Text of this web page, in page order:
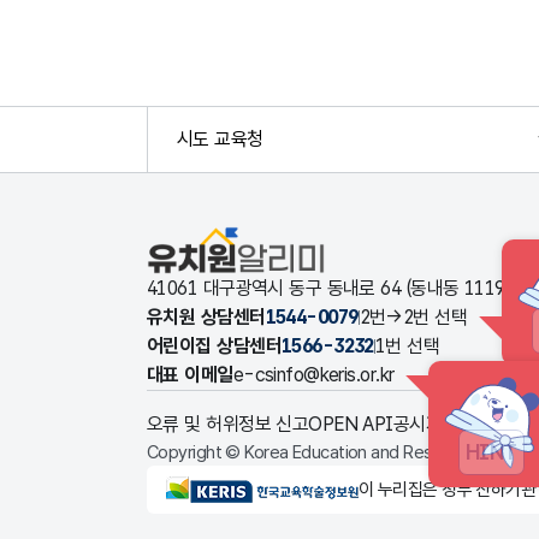
시도 교육청
유치원알리미
41061 대구광역시 동구 동내로 64 (동내동 1119번
유치원 상담센터 1544-00792번→2번 선택
어린이집 상담센터 1566-32321번 선택
대표 이메일e-csinfo@keris.or.kr
HINT
오류 및 허위정보 신고OPEN API공시자료 다운로드
Copyright © Korea Education and Research
KERIS한국교육학술정보원이 누리집은 정부 산하기